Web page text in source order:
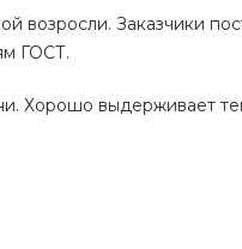
возросли. Заказчики
ГОСТ.
Хорошо выдерживает